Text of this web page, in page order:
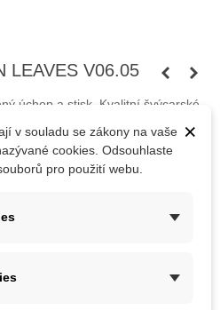
LEAVES V06.05
úchop a stisk. Kvalitní švýcarské
×
v souladu se zákony na vaše
cookies. Odsouhlaste
pro použití webu.